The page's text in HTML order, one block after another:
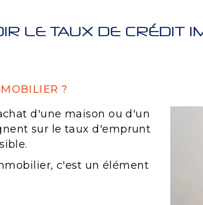
LE TAUX DE CRÉDIT
?
d'une maison ou d'un
sur le taux d'emprunt
c'est un élément